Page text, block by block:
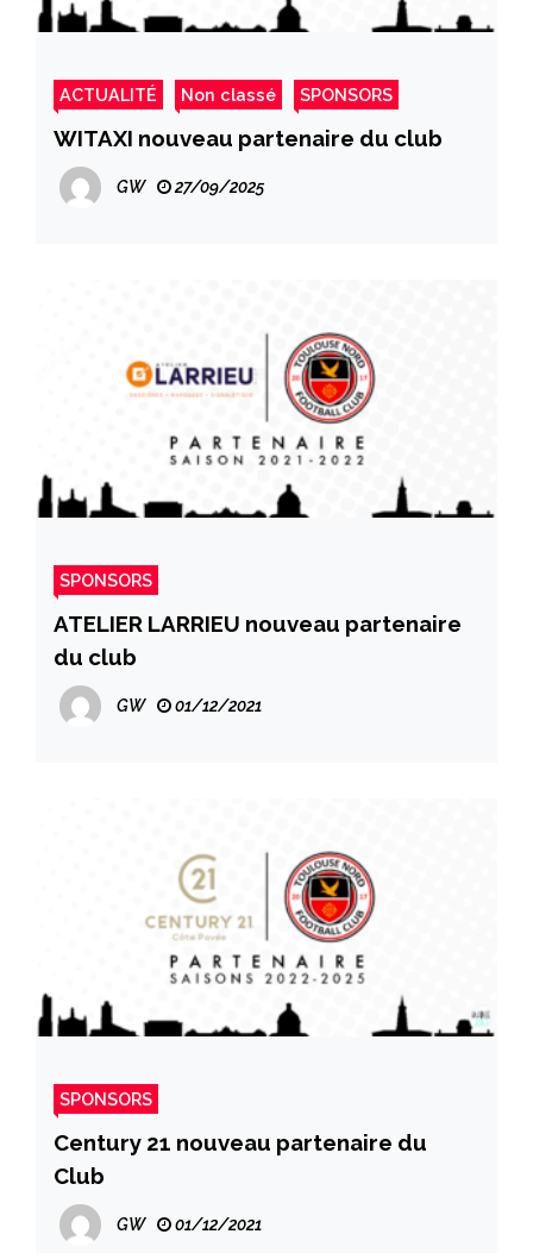
ACTUALITÉ Non classé SPONSORS
WITAXI nouveau partenaire du club
GW 27/09/2025
SPONSORS
ATELIER LARRIEU nouveau partenaire
du club
GW 01/12/2021
SPONSORS
Century 21 nouveau partenaire du
Club
GW 01/12/2021